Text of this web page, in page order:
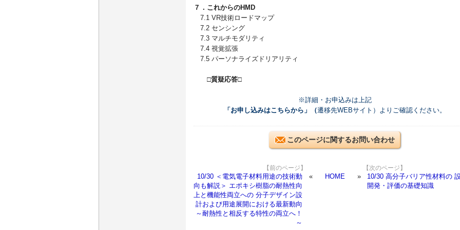
７．これからのHMD
7.1 VR技術ロードマップ
7.2 センシング
7.3 マルチモダリティ
7.4 視覚拡張
7.5 パーソナライズドリアリティ
□質疑応答□
※詳細・お申込みは上記
「お申し込みはこちらから」（遷移先WEBサイト）よりご確認ください。
このページに関するお問い合わせ
【前のページ】
10/30 ＜電気電子材料用途の技術動
向も解説＞ エポキシ樹脂の耐熱性向
上と機能性両立への 分子デザイン設
計および用途展開における最新動向
～耐熱性と相反する特性の両立へ！
～
HOME
【次のページ】
10/30 高分子バリア性材料の
開発・評価の基礎知識